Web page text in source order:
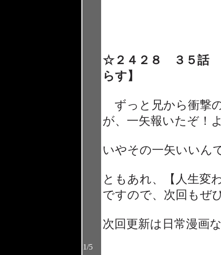
1/5
☆２４２８ ３５話
らす】
ずっと兄から衝撃
が、一矢報いたぞ！
いやその一矢いい
ともあれ、【人生変
ですので、次回もぜ
次回更新は日常漫画